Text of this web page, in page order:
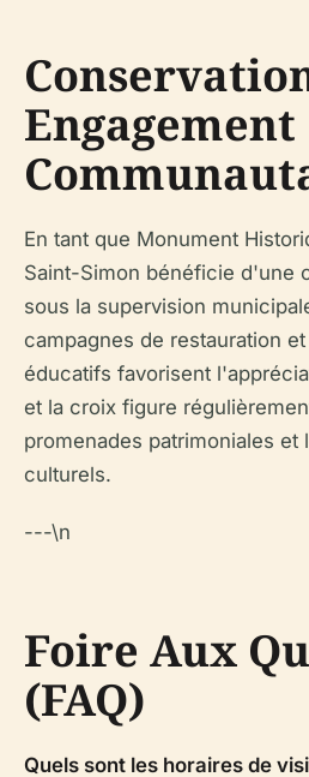
Engagement
En tant que Monument
Saint-Simon bénéficie d'une
sous la supervision
campagnes de restauration
éducatifs favorisent
et la croix figure
promenades patrimoniales et
culturels.
---\n
Foire Aux
(FAQ)
Quels sont les horaires de